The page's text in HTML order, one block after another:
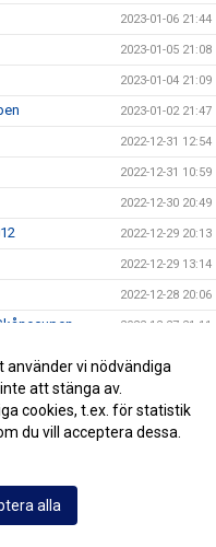
2023-01-06 21:44
2023-01-05 21:08
2023-01-04 21:09
2023-01-02 21:47
2022-12-31 12:54
2022-12-31 10:59
2022-12-30 20:49
2022-12-29 20:13
2022-12-29 13:14
2022-12-28 20:06
2022-12-27 21:11
2022-12-23 20:23
Kvantum
använder vi nödvändiga
att stänga av.
cookies, t.ex. för statistik
du vill acceptera dessa.
alla